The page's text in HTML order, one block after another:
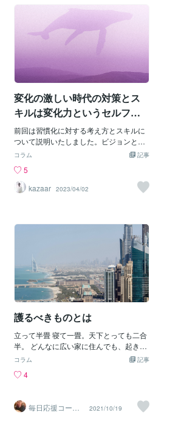
識状態といわれる意識状態になること
で、顕在意識の部分が弱まり外部からの
刺激が潜在意識に届きやすくなったり、
また潜在意識の部分が表に出やすくなる
のです。 このような意識状態になるため
って創り出されることもあります。例え
ば、アルコールの力であれば、酔っ払っ
た人が突然
代、理性から感性への流れが加速する」
ということ。「真善美」という哲学でよ
く使う言葉がありますが、山口氏は経営
でもこの要素が必須だと言います。真善
美とは人間の普遍的な価値で、認識上の
す。対比で言うと、真偽、善悪、美醜
で、そのポジティブサイドの真善美。 ビ
ジネスをこの真善美を切り口に重要要素
を分類すると、大きく理性（サイエン
ス）と感性（アート）に分かれます。ま
ず真。真偽判断のよりどころになるの
は、従来はデータ・事実・論理でした。
今は徐々に、時代感・直観が重視されつ
つある。次に善。善悪判断の根拠は、慣
習・法律が王道でしたが、現在では道
徳・倫理が重視されてきている。そして
美。美醜判断は調査・事例の影響が大だ
世界は、理性（サイエンス）重視から感
性（アート）重視へ大きく流れている、
ということです。 この流れをさらに展開
すると、こうなります。問題解決→問題
発見、データ→ストーリー、説得→共
感。従来は、「事実に基づいた正解を理
解する」という文脈が尊重された。これ
からは「ロマンを感じる物語に共感す
る」という文脈に惹かれる。そんな感じ
でしょ
変化の激しい時代の対策とス
キルは変化力というセルフコ
ントロールにある。
前回は習慣化に対する考え方とスキルに
ついて説明いたしました。ビジョンとは
私を常に理性的に長期的視野へ導いてく
と回数を増やすこと、増やす仕組みを考
える。そのことで習慣化は圧倒的に向上
していきます。有名なフランスの経済学
著者曰く「物事と距離を置くことや瞑想
することを学び、自身の内面に 注意し、
自己の気まぐれに惑わされることなく己
の感情を制御し、自分自身をコントロー
ルすることを会得しなければならない。
そのようにすれば、この道筋を歩み始め
ることができる。それらの各段階はきわ
めて重要であり、各段階は、自分の人生
に与えられた意義と根本的なかかわりを
目の前の感情よりも、長期的な理性に目
を向ける時間が大切であり、意識的に選
択できるセルフコントロールが大切だと
いっています。あなたの時間を最大限に
記事
コラム
5
kazaar 2023/04/02
護るべきものとは
立って半畳 寝て一畳。天下とっても二合
半。 どんなに広い家に住んでも、起きて
いるときは半畳のスペースがあれば十分
天下を取ったような人でも一食に二合半
きていくのに、それほど多くのものはい
らないということ 人間の際限のない物欲
記事
コラム
4
毎日応援コーチ
☆くまちゃん
2021/10/19